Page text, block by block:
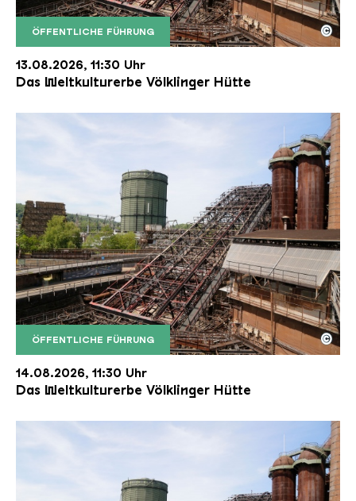
ÖFFENTLICHE FÜHRUNG
Der Erzschrägaufzug der Völklinger Hütte mit
Copyright: Weltkulturerbe Völklinger Hütte | Karl
©
13.08.2026, 11:30 Uhr
Das Weltkulturerbe Völklinger Hütte
ÖFFENTLICHE FÜHRUNG
Der Erzschrägaufzug der Völklinger Hütte mit
Copyright: Weltkulturerbe Völklinger Hütte | Karl
©
14.08.2026, 11:30 Uhr
Das Weltkulturerbe Völklinger Hütte